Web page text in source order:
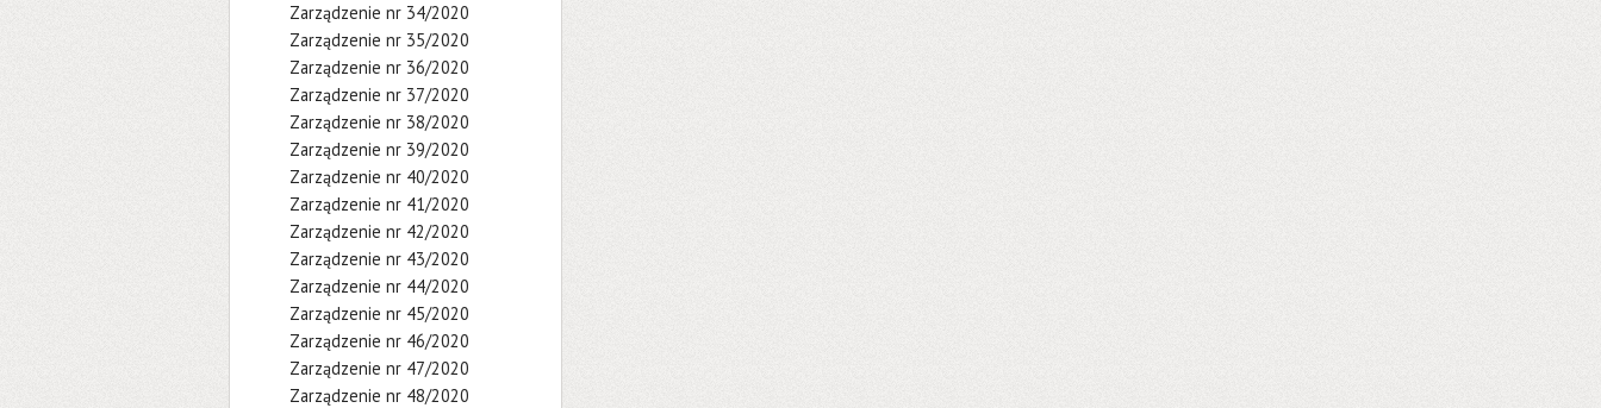
Zarządzenie nr 34/2020
Zarządzenie nr 35/2020
Zarządzenie nr 36/2020
Zarządzenie nr 37/2020
Zarządzenie nr 38/2020
Zarządzenie nr 39/2020
Zarządzenie nr 40/2020
Zarządzenie nr 41/2020
Zarządzenie nr 42/2020
Zarządzenie nr 43/2020
Zarządzenie nr 44/2020
Zarządzenie nr 45/2020
Zarządzenie nr 46/2020
Zarządzenie nr 47/2020
Zarządzenie nr 48/2020